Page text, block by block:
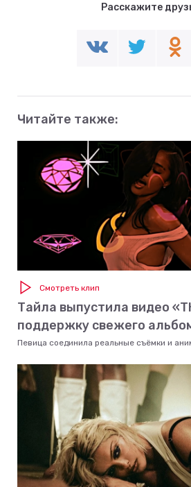
Расскажите
Читайте также:
Смотреть клип
Тайла выпустила видео
поддержку свежего
Певица соединила реальные съёмки и